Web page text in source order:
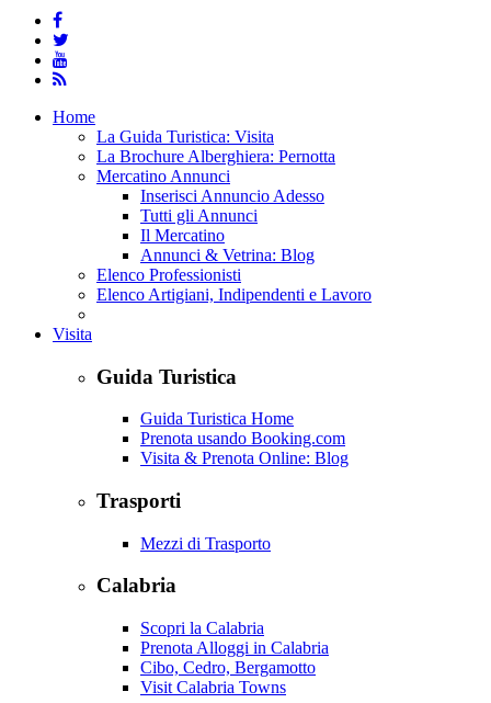
Home
La Guida Turistica: Visita
La Brochure Alberghiera: Pernotta
Mercatino Annunci
Inserisci Annuncio Adesso
Tutti gli Annunci
Il Mercatino
Annunci & Vetrina: Blog
Elenco Professionisti
Elenco Artigiani, Indipendenti e Lavoro
Visita
Guida Turistica
Guida Turistica Home
Prenota usando Booking.com
Visita & Prenota Online: Blog
Trasporti
Mezzi di Trasporto
Calabria
Scopri la Calabria
Prenota Alloggi in Calabria
Cibo, Cedro, Bergamotto
Visit Calabria Towns